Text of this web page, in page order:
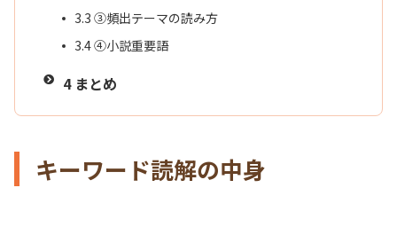
3.3 ③頻出テーマの読み方
3.4④小説重要語
4まとめ
キーワード読解の中身